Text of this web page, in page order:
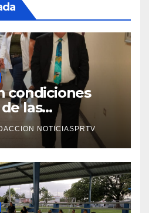
condiciones
las
Departamento
Mayagüez
NOTICIASPRTV